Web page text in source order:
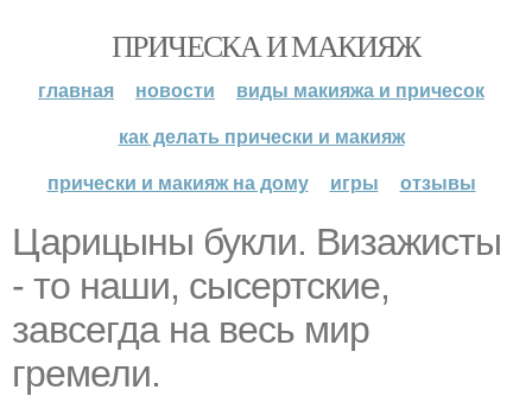
ПРИЧЕСКА И МАКИЯЖ
главная новости
виды макияжа и причесок
как делать прически и макияж
прически и макияж на дому
игры отзывы
Царицыны букли. Визажисты
- то наши, сысертские,
завсегда на весь мир
гремели.